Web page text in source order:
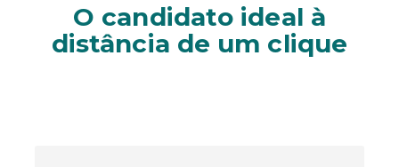
O candidato ideal à
distância de um clique